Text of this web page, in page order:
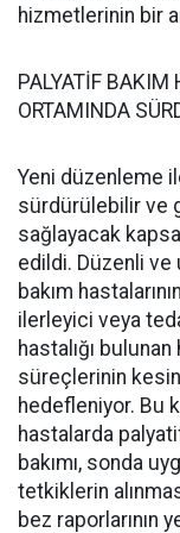
hizmetlerinin bir
PALYATİF BAKIM
ORTAMINDA
Yeni düzenleme
sürdürülebilir ve
sağlayacak
edildi. Düzenli
bakım
ilerleyici veya
hastalığı
süreçlerinin
hedefleniyor. Bu
hastalarda
bakımı, sonda
tetkiklerin
bez raporlarının